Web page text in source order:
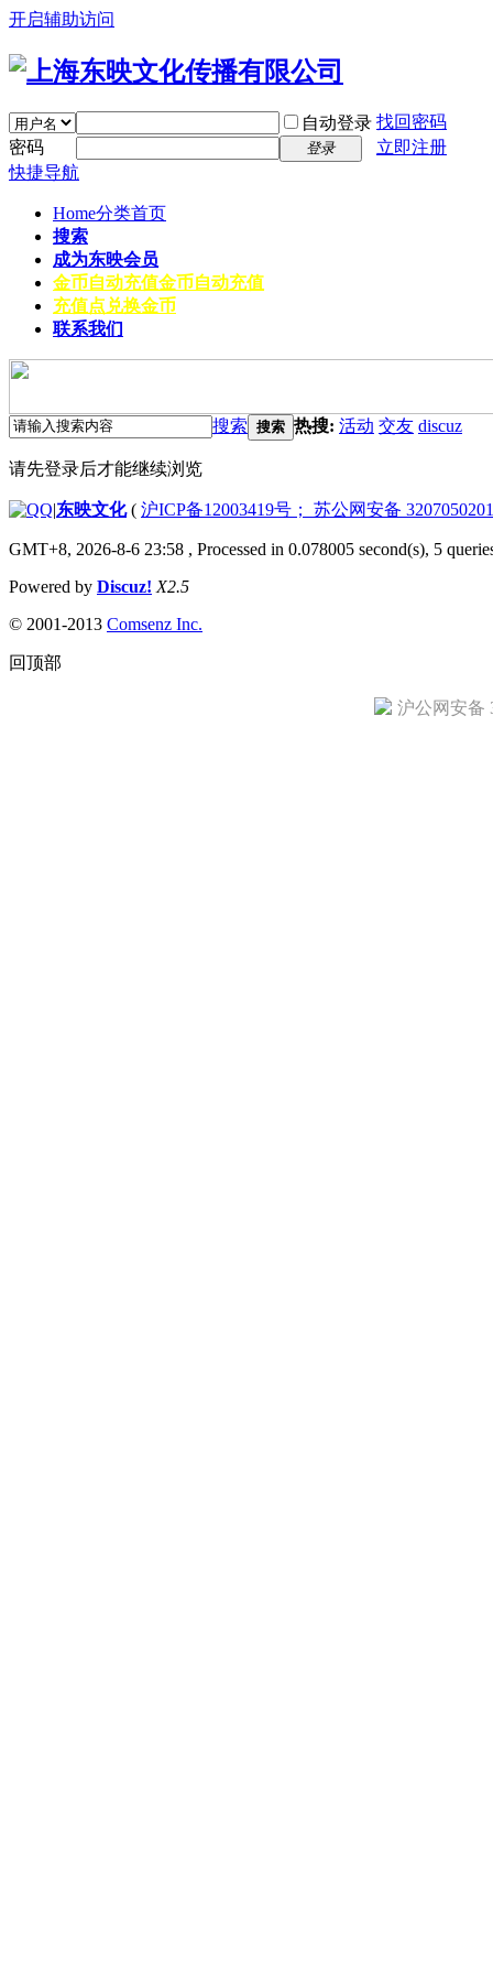
开启辅助访问
自动登录 找回密码
密码
登录
立即注册
快捷导航
Home分类首页
搜索
成为东映会员
金币自动充值金币自动充值
充值点兑换金币
联系我们
搜索 搜索 热搜: 活动 交友 discuz
请先登录后才能继续浏览
|东映文化( 沪ICP备12003419号； 苏公网安备
GMT+8, 2026-8-6 23:58 , Processed in 0.078005 second(s), 5
Powered by Discuz! X2.5
© 2001-2013 Comsenz Inc.
回顶部
沪公网安备